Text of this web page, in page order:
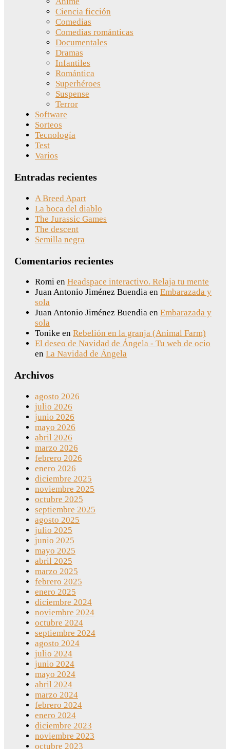
Ciencia ficción
Comedias
Comedias románticas
Documentales
Dramas
Infantiles
Romántica
Superhéroes
Suspense
Terror
Software
Sorteos
Tecnología
Test
Varios
Entradas recientes
A Breed Apart
La boca del diablo
The Jurassic Games
The descent
Semilla negra
Comentarios recientes
Romi en Headspace interactivo. Relaja tu mente
Juan Antonio Jiménez Buendia en Embarazada y
sola
Juan Antonio Jiménez Buendia en Embarazada y
sola
Tonike en Rebelión en la granja (Animal Farm)
El deseo de Navidad de Ángela - Tu web de ocio
en La Navidad de Ángela
Archivos
agosto 2026
julio 2026
junio 2026
mayo 2026
abril 2026
marzo 2026
febrero 2026
enero 2026
diciembre 2025
noviembre 2025
octubre 2025
septiembre 2025
agosto 2025
julio 2025
junio 2025
mayo 2025
abril 2025
marzo 2025
febrero 2025
enero 2025
diciembre 2024
noviembre 2024
octubre 2024
septiembre 2024
agosto 2024
julio 2024
junio 2024
mayo 2024
abril 2024
marzo 2024
febrero 2024
enero 2024
diciembre 2023
noviembre 2023
octubre 2023